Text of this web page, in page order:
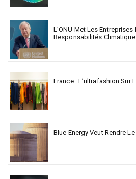
L’ONU Met Les Entreprises
Responsabilités
France : L’ultrafashion Sur
Blue Energy Veut Rendre